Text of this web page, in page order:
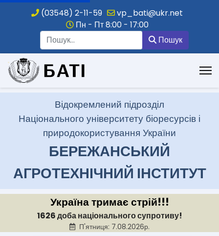
(03548) 2-11-59
vp_bati@ukr.net
Пн - Пт 8:00 - 17:00
Пошук
.
Відокремлений підрозділ
Національного університету біоресурсів і
природокористування України
БЕРЕЖАНСЬКИЙ
АГРОТЕХНІЧНИЙ ІНСТИТУТ
Україна тримає стрій!!!
1626 доба національного супротиву!
П'ятниця: 7.08.2026р.